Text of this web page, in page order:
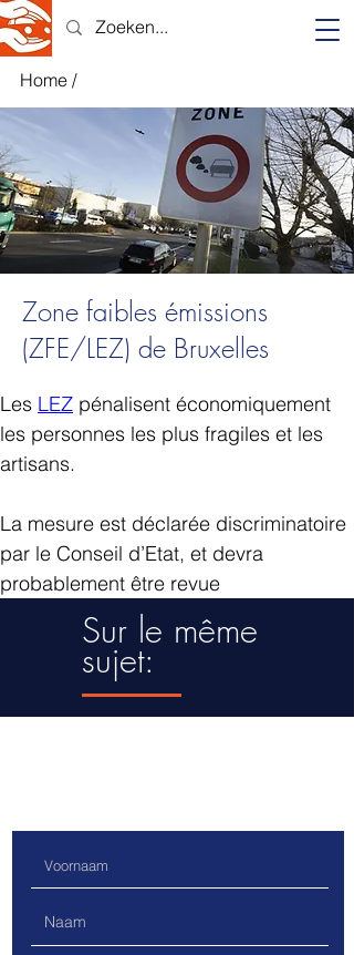
Home /
Zone faibles émissions
(ZFE/LEZ) de Bruxelles
Les LEZ pénalisent économiquement
les personnes les plus fragiles et les
artisans.
La mesure est déclarée discriminatoire
par le Conseil d’Etat, et devra
probablement être revue
Sur le même
sujet: